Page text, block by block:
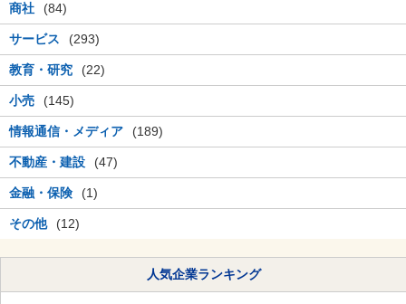
商社 (84)
サービス (293)
教育・研究 (22)
小売 (145)
情報通信・メディア (189)
不動産・建設 (47)
金融・保険 (1)
その他 (12)
人気企業ランキング